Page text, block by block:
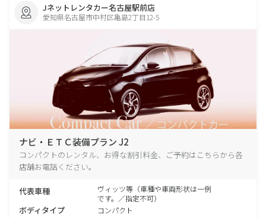
Jネットレンタカー名古屋駅前店
愛知県名古屋市中村区亀島2丁目12-5
ナビ・ＥＴＣ装備プラン J2
コンパクトのレンタル、お得な割引料金、ご予約はこちらから各
店舗お電話ください。
代表車種
ヴィッツ等（車種や車両形状は一例
です。／指定不可）
ボディタイプ コンパクト